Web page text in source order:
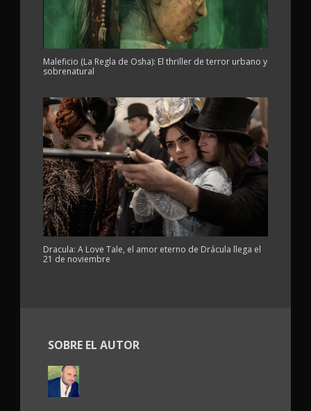
Maleficio (La Regla de Osha): El thriller de terror urbano y
sobrenatural
Dracula: A Love Tale, el amor eterno de Drácula llega el
21 de noviembre
SOBRE EL AUTOR